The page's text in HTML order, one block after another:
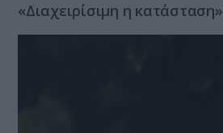
«Διαχειρίσιμη η κατάσταση»